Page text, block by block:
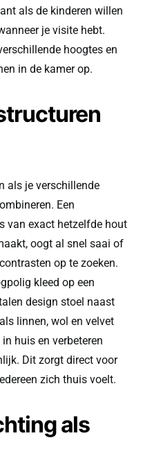
als de kinderen willen
je visite hebt.
hoogtes en
in de kamer op.
als je verschillende
Een
van exact hetzelfde hout
oogt al snel saai of
op te zoeken.
kleed op een
design stoel naast
linnen, wol en velvet
huis en verbeteren
Dit zorgt direct voor
zich thuis voelt.
als